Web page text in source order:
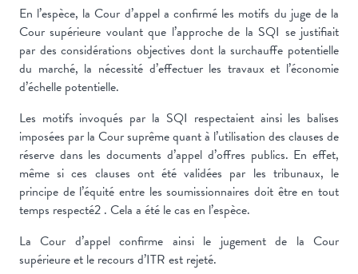
En l’espèce, la Cour d’appel a confirmé les motifs du juge de la
Cour supérieure voulant que l’approche de la SQI se justifiait
par des considérations objectives dont la surchauffe potentielle
du marché, la nécessité d’effectuer les travaux et l’économie
d’échelle potentielle.
Les motifs invoqués par la SQI respectaient ainsi les balises
imposées par la Cour suprême quant à l’utilisation des clauses de
réserve dans les documents d’appel d’offres publics. En effet,
même si ces clauses ont été validées par les tribunaux, le
principe de l’équité entre les soumissionnaires doit être en tout
temps respecté2 . Cela a été le cas en l’espèce.
La Cour d’appel confirme ainsi le jugement de la Cour
supérieure et le recours d’ITR est rejeté.